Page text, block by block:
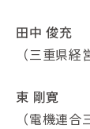
田中 俊充
（三重県
東 剛寛
（電機連